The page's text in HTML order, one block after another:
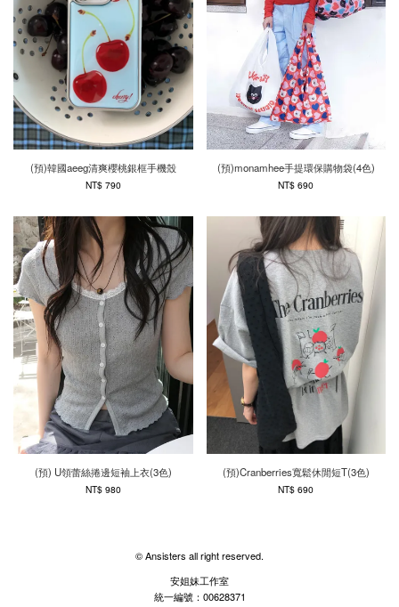
(預)韓國aeeg清爽櫻桃銀框手機殼
NT$ 790
(預)monamhee手提環保購物袋(4色)
NT$ 690
(預) U領蕾絲捲邊短袖上衣(3色)
NT$ 980
(預)Cranberries寬鬆休閒短T(3色)
NT$ 690
© Ansisters all right reserved.
安姐妹工作室
統一編號：00628371